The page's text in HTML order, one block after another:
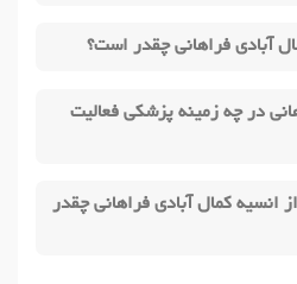
آبادی فراهانی چقدر است؟
در چه زمینه پزشکی فعالیت
انسیه کمال آبادی فراهانی چقدر